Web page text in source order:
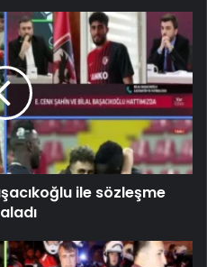
ile sözleşme